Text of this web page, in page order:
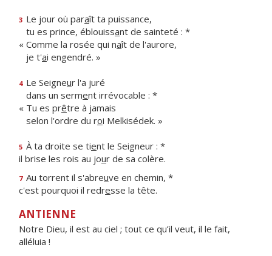
3 Le jour où paraît ta puissance,
tu es prince, éblouissant de sainteté : *
« Comme la rosée qui naît de l'aurore,
je t'ai engendré. »
4 Le Seigneur l'a juré
dans un serment irrévocable : *
« Tu es prêtre à jamais
selon l'ordre du roi Melkisédek. »
5 À ta droite se tient le Seigneur : *
il brise les rois au jour de sa colère.
7 Au torrent il s'abreuve en chemin, *
c'est pourquoi il redresse la tête.
ANTIENNE
Notre Dieu, il est au ciel ; tout ce qu’il veut, il le fait,
alléluia !